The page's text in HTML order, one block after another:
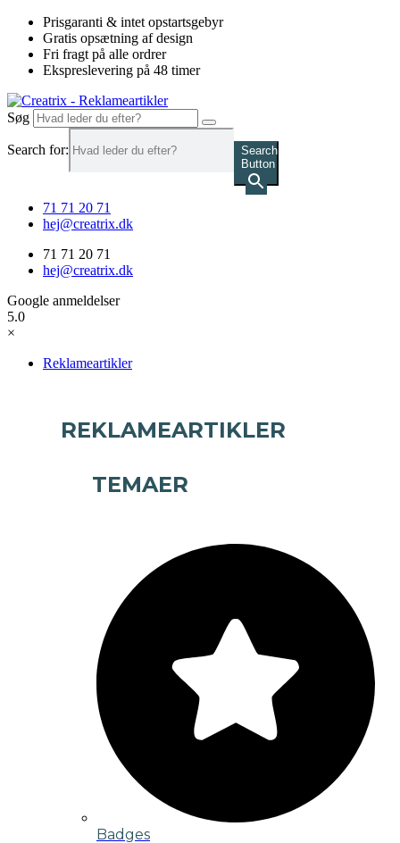
Videre
indhold
Prisgaranti & intet opstartsgebyr
Gratis opsætning af design
Fri fragt på alle ordrer
Ekspreslevering på 48 timer
Søg
Search for:
Search
Button
71 71 20 71
hej@creatrix.dk
71 71 20 71
hej@creatrix.dk
Google anmeldelser
5.0
×
Reklameartikler
REKLAMEARTIKLER
TEMAER
Badges